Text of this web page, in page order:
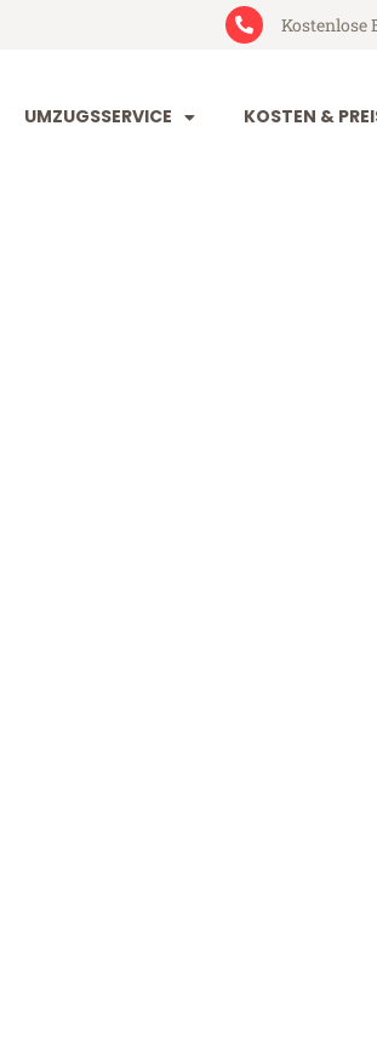
Kostenlose
UMZUGSSERVICE KOSTEN &